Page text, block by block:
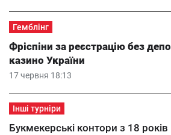
Гемблінг
17 червня 18:13
Фріспіни за реєстрацію без
казино України
Інші турніри
Букмекерські контори з 18 років